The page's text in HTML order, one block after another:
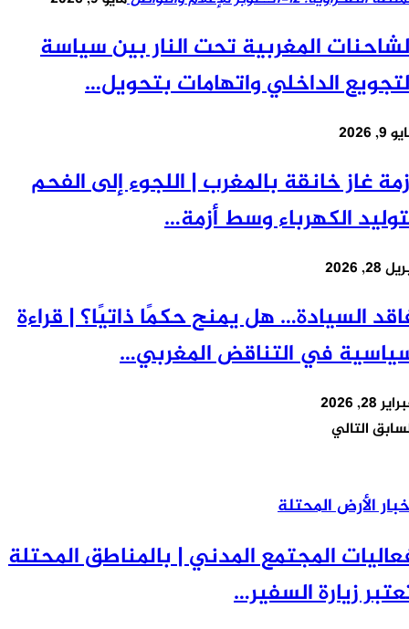
المغربية تحت النار بين سياسة
الداخلي واتهامات بتحويل…
غاز خانقة بالمغرب | اللجوء إلى الفحم
الكهرباء وسط أزمة…
2026
السيادة… هل يمنح حكمًا ذاتيًا؟ | قراءة
في التناقض المغربي…
2026
التالي
الأرض المحتلة
المجتمع المدني | بالمناطق المحتلة
زيارة السفير…